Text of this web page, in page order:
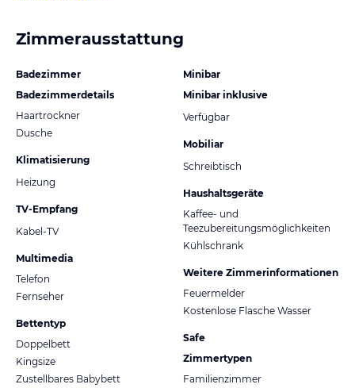
Zimmerausstattung
Badezimmer
Badezimmerdetails
Haartrockner
Dusche
Klimatisierung
Heizung
TV-Empfang
Kabel-TV
Multimedia
Telefon
Fernseher
Bettentyp
Doppelbett
Kingsize
Zustellbares Babybett
Minibar
Minibar inklusive
Verfügbar
Mobiliar
Schreibtisch
Haushaltsgeräte
Kaffee- und
Teezubereitungsmöglichkeiten
Kühlschrank
Weitere Zimmerinformationen
Feuermelder
Kostenlose Flasche Wasser
Safe
Zimmertypen
Familienzimmer